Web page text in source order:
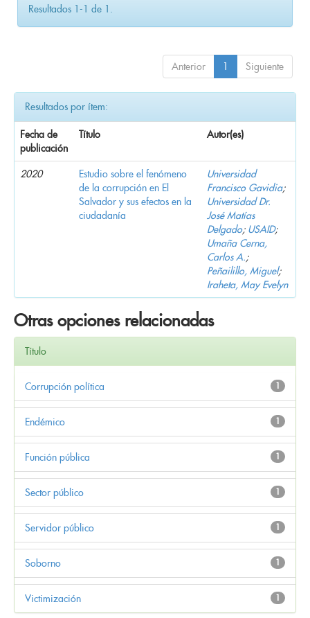
Resultados 1-1 de 1.
Anterior 1 Siguiente
Resultados por ítem:
Fecha de
publicación
Título Autor(es)
2020
Estudio sobre el fenómeno
de la corrupción en El
Salvador y sus efectos en la
ciudadanía
Universidad
Francisco Gavidia;
Universidad Dr.
José Matías
Delgado; USAID;
Umaña Cerna,
Carlos A.;
Peñailillo, Miguel;
Iraheta, May Evelyn
Otras opciones relacionadas
Título
1
Corrupción política
1
Endémico
1
Función pública
1
Sector público
1
Servidor público
1
Soborno
1
Victimización